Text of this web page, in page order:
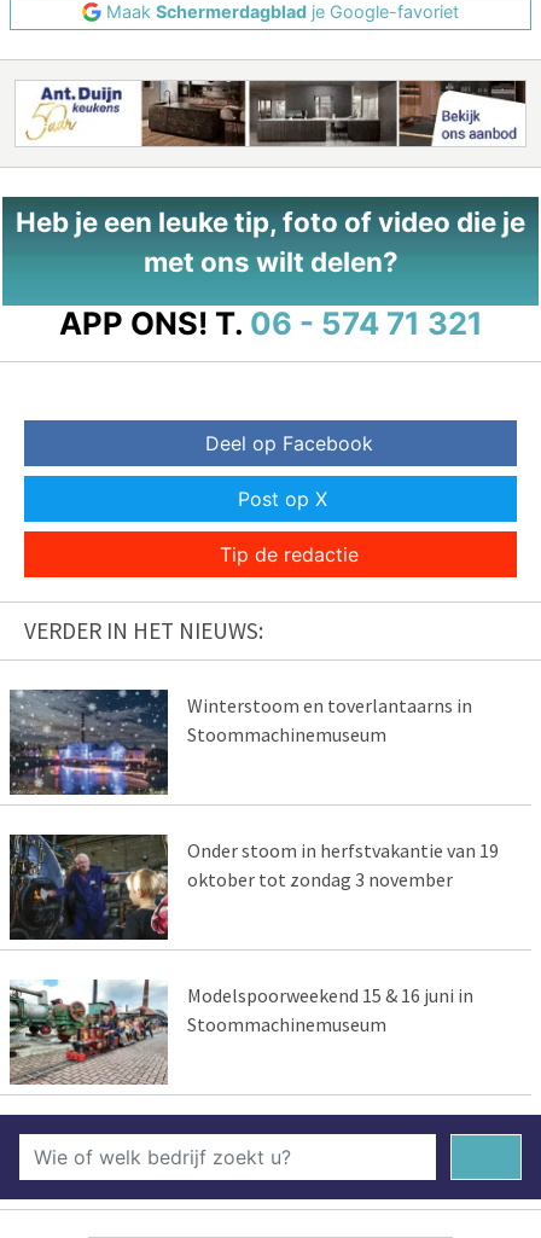
Maak Schermerdagblad je Google-favoriet
Heb je een leuke tip, foto of video die je
met ons wilt delen?
APP ONS! T. 06 - 574 71 321
Deel op Facebook
Post op X
Tip de redactie
VERDER IN HET NIEUWS:
Winterstoom en toverlantaarns in
Stoommachinemuseum
Onder stoom in herfstvakantie van 19
oktober tot zondag 3 november
Modelspoorweekend 15 & 16 juni in
Stoommachinemuseum